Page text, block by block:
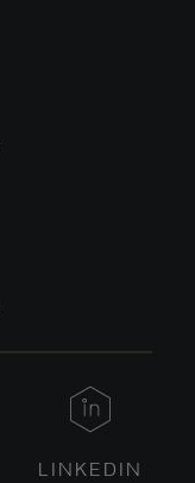
LINKEDIN